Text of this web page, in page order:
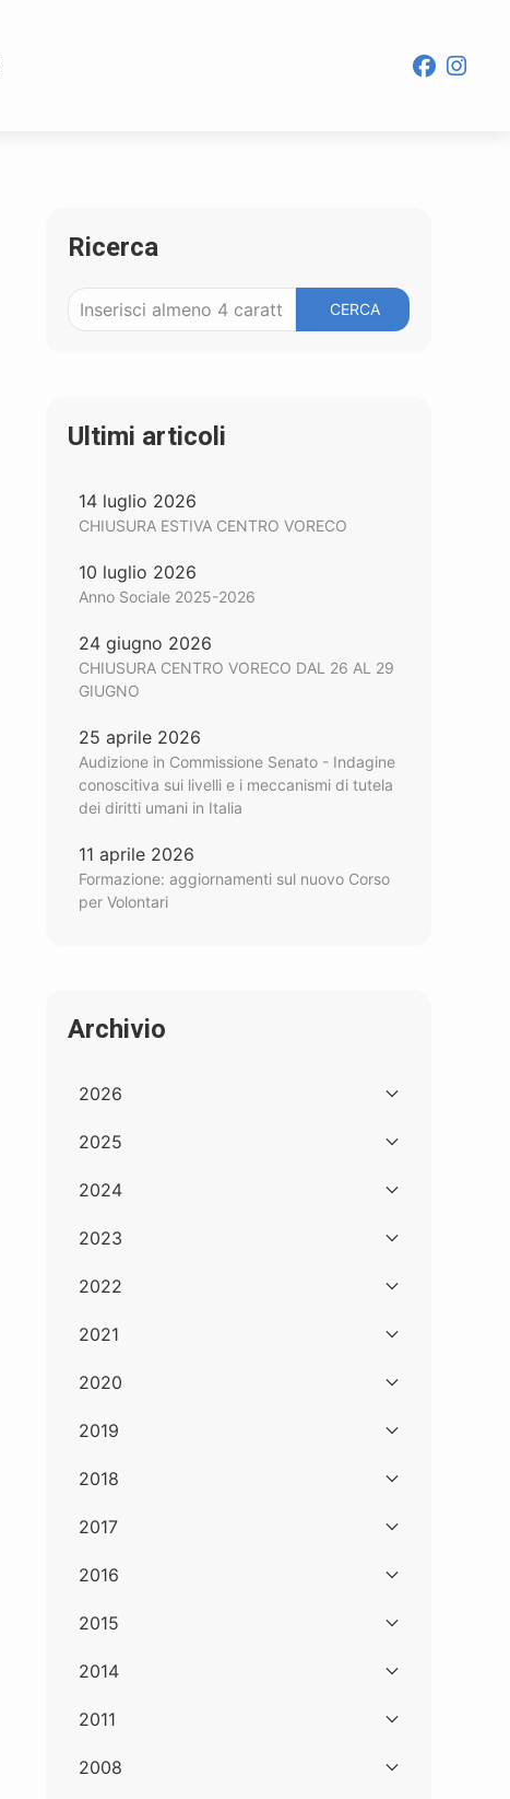
Ricerca
CERCA
Ultimi articoli
14 luglio 2026
CHIUSURA ESTIVA CENTRO VORECO
10 luglio 2026
Anno Sociale 2025-2026
24 giugno 2026
CHIUSURA CENTRO VORECO DAL 26 AL 29
GIUGNO
25 aprile 2026
Audizione in Commissione Senato - Indagine
conoscitiva sui livelli e i meccanismi di tutela
dei diritti umani in Italia
11 aprile 2026
Formazione: aggiornamenti sul nuovo Corso
per Volontari
Archivio
2026
2025
2024
2023
2022
2021
2020
2019
2018
2017
2016
2015
2014
2011
2008